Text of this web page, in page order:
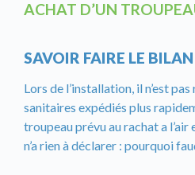
ACHAT D’UN
SAVOIR FAIRE LE BILAN
Lors de l’installation, il n’est
sanitaires expédiés plus
troupeau prévu au rachat a
n’a rien à déclarer : pourquoi